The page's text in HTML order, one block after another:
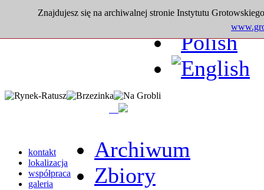
Znajdujesz się na archiwalnej stronie Instytutu
kontakt
lokalizacja
współpraca
galeria
Archiwum
Zbiory